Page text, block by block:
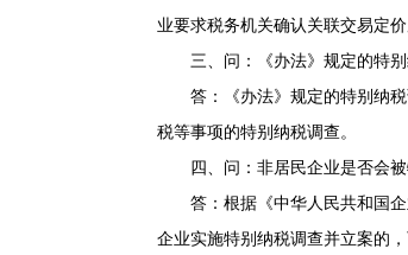
业要求税务机关确认关联交易定
三、问：《办法》规定的特别
答：《办法》规定的特别纳税
税等事项的特别纳税调查。
四、问：非居民企业是否会被
答：根据《中华人民共和国企
企业实施特别纳税调查并立案的